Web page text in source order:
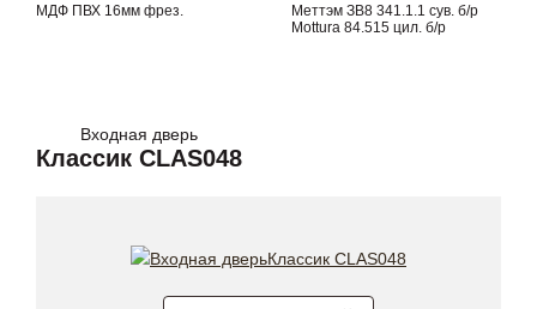
МДФ ПВХ 16мм фрез.
Меттэм ЗВ8 341.1.1 сув. б/р
Mottura 84.515 цил. б/р
Входная дверь
Классик CLAS048